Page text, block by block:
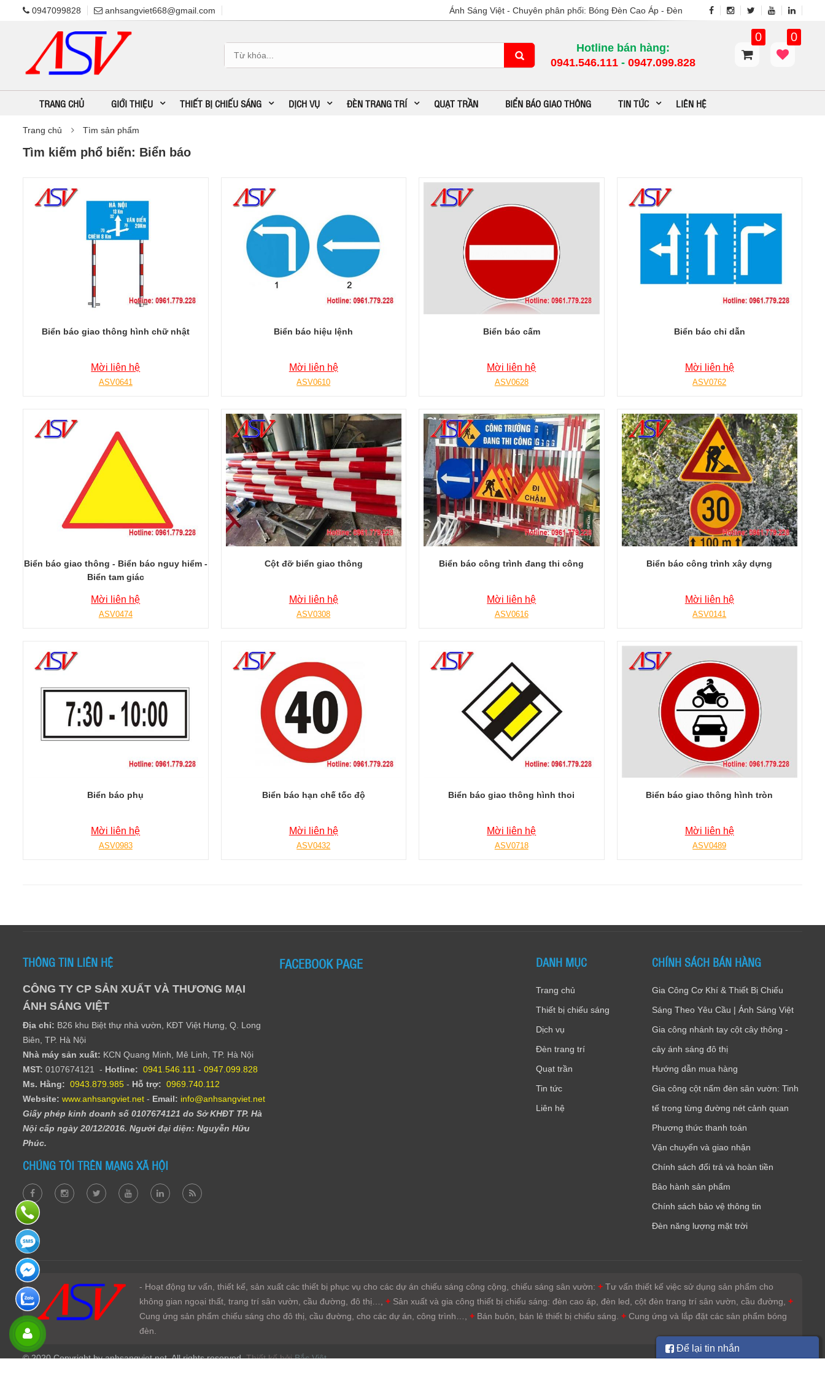
0947099828 anhsangviet668@gmail.com Ánh Sáng Việt - Chuyên phân phối: Bóng Đèn Cao Áp - Đèn Sân Vườn - Cột Đèn Cao ÁP - Đèn
Hotline bán hàng:
0941.546.111 -0947.099.828​
0 0
TRANG CHỦ GIỚI THIỆU THIẾT BỊ CHIẾU SÁNG DỊCH VỤ ĐÈN TRANG TRÍ QUẠT TRẦN BIỂN BÁO GIAO THÔNG TIN TỨC LIÊN HỆ
Trang chủ Tìm sản phẩm
Tìm kiếm phổ biến: Biển báo
Biển báo giao thông hình chữ nhật
Mời liên hệ
ASV0641
Biển báo hiệu lệnh
Mời liên hệ
ASV0610
Biển báo cấm
Mời liên hệ
ASV0628
Biển báo chỉ dẫn
Mời liên hệ
ASV0762
Biển báo giao thông - Biển báo nguy hiểm -
Biển tam giác
Mời liên hệ
ASV0474
Cột đỡ biển giao thông
Mời liên hệ
ASV0308
Biển báo công trình đang thi công
Mời liên hệ
ASV0616
Biển báo công trình xây dựng
Mời liên hệ
ASV0141
Biển báo phụ
Mời liên hệ
ASV0983
Biển báo hạn chế tốc độ
Mời liên hệ
ASV0432
Biển báo giao thông hình thoi
Mời liên hệ
ASV0718
Biển báo giao thông hình tròn
Mời liên hệ
ASV0489
THÔNG TIN LIÊN HỆ
CÔNG TY CP SẢN XUẤT VÀ THƯƠNG MẠI
ÁNH SÁNG VIỆT
Địa chỉ: B26 khu Biệt thự nhà vườn, KĐT Việt Hưng, Q. Long
Biên, TP. Hà Nội
Nhà máy sản xuất: KCN Quang Minh, Mê Linh, TP. Hà Nội
MST: 0107674121 - Hotline: 0941.546.111 - 0947.099.828​
Ms. Hằng: 0943.879.985 - Hỗ trợ: 0969.740.112
Website: www.anhsangviet.net - Email: info@anhsangviet.net
Giấy phép kinh doanh số 0107674121 do Sở KHĐT TP. Hà
Nội cấp ngày 20/12/2016. Người đại diện: Nguyễn Hữu
Phúc.
CHÚNG TÔI TRÊN MẠNG XÃ HỘI
FACEBOOK PAGE DANH MỤC
Trang chủ
Thiết bị chiếu sáng
Dịch vụ
Đèn trang trí
Quạt trần
Tin tức
Liên hệ
CHÍNH SÁCH BÁN HÀNG
Gia Công Cơ Khí & Thiết Bị Chiếu
Sáng Theo Yêu Cầu | Ánh Sáng Việt
Gia công nhánh tay cột cây thông -
cây ánh sáng đô thị
Hướng dẫn mua hàng
Gia công cột nấm đèn sân vườn: Tinh
tế trong từng đường nét cảnh quan
Phương thức thanh toán
Vận chuyển và giao nhận
Chính sách đổi trả và hoàn tiền
Bảo hành sản phẩm
Chính sách bảo vệ thông tin
Đèn năng lượng mặt trời
- Hoạt động tư vấn, thiết kế, sản xuất các thiết bị phục vụ cho các dự án chiếu sáng công cộng, chiếu sáng sân vườn: + Tư vấn thiết kế việc sử dụng sản phẩm cho
không gian ngoại thất, trang trí sân vườn, cầu đường, đô thị…, + Sản xuất và gia công thiết bị chiếu sáng: đèn cao áp, đèn led, cột đèn trang trí sân vườn, cầu đường, +
Cung ứng sản phẩm chiếu sáng cho đô thị, cầu đường, cho các dự án, công trình…, + Bán buôn, bán lẻ thiết bị chiếu sáng. + Cung ứng và lắp đặt các sản phẩm bóng
đèn.
© 2020 Copyright by anhsangviet.net. All rights reserved.Thiết kế bởiBắc Việt Hôm nay: 1,055 Tổng: 10,295,085
Để lại tin nhắn